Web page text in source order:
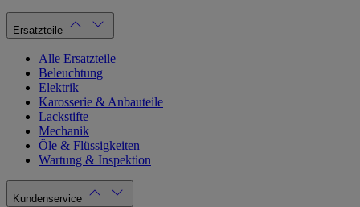
Ersatzteile
Alle Ersatzteile
Beleuchtung
Elektrik
Karosserie & Anbauteile
Lackstifte
Mechanik
Öle & Flüssigkeiten
Wartung & Inspektion
Kundenservice